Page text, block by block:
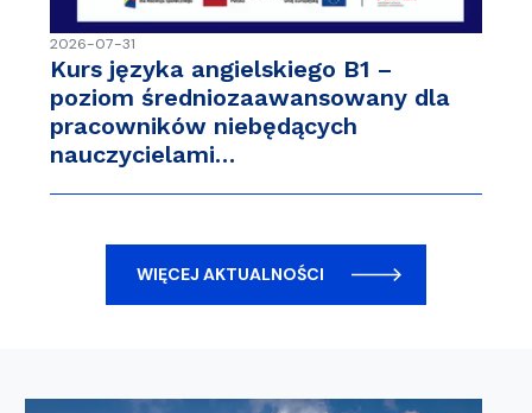
2026-07-31
Kurs języka angielskiego B1 –
poziom średniozaawansowany dla
pracowników niebędących
nauczycielami…
WIĘCEJ AKTUALNOŚCI